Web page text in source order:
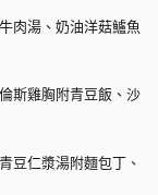
肉湯、奶油洋菇鱸魚
斯雞胸附青豆飯、沙
豆仁漿湯附麵包丁、